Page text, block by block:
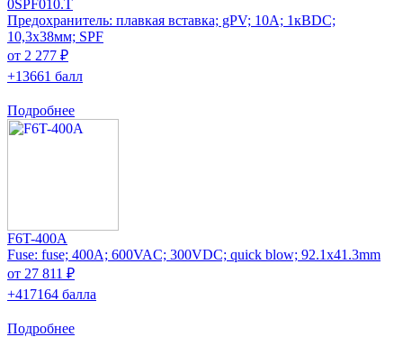
0SPF010.T
Предохранитель: плавкая вставка; gPV; 10А; 1кВDC;
10,3x38мм; SPF
от 2 277 ₽
+13661 балл
Подробнее
F6T-400A
Fuse: fuse; 400A; 600VAC; 300VDC; quick blow; 92.1x41.3mm
от 27 811 ₽
+417164 балла
Подробнее